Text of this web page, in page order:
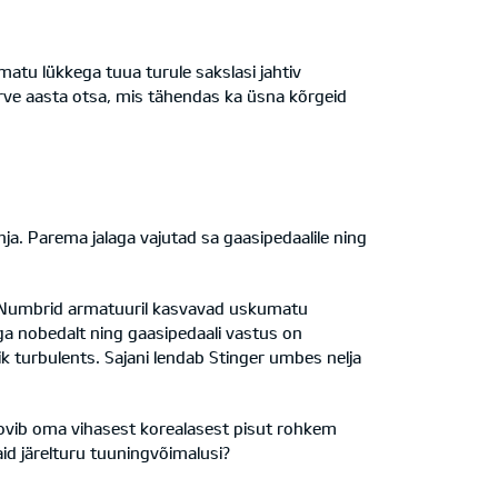
lükkega tuua turule sakslasi jahtiv
aasta otsa, mis tähendas ka üsna kõrgeid
Parema jalaga vajutad sa gaasipedaalile ning
armatuuril kasvavad uskumatu
nobedalt ning gaasipedaali vastus on
turbulents. Sajani lendab Stinger umbes nelja
oma vihasest korealasest pisut rohkem
järelturu tuuningvõimalusi?